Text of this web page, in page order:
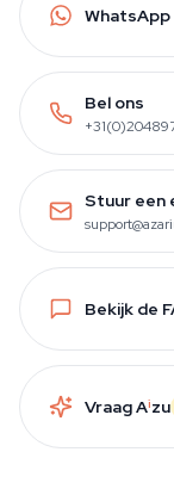
WhatsApp
Bel ons
Stuur een
Bekijk de
Vraag Aizu